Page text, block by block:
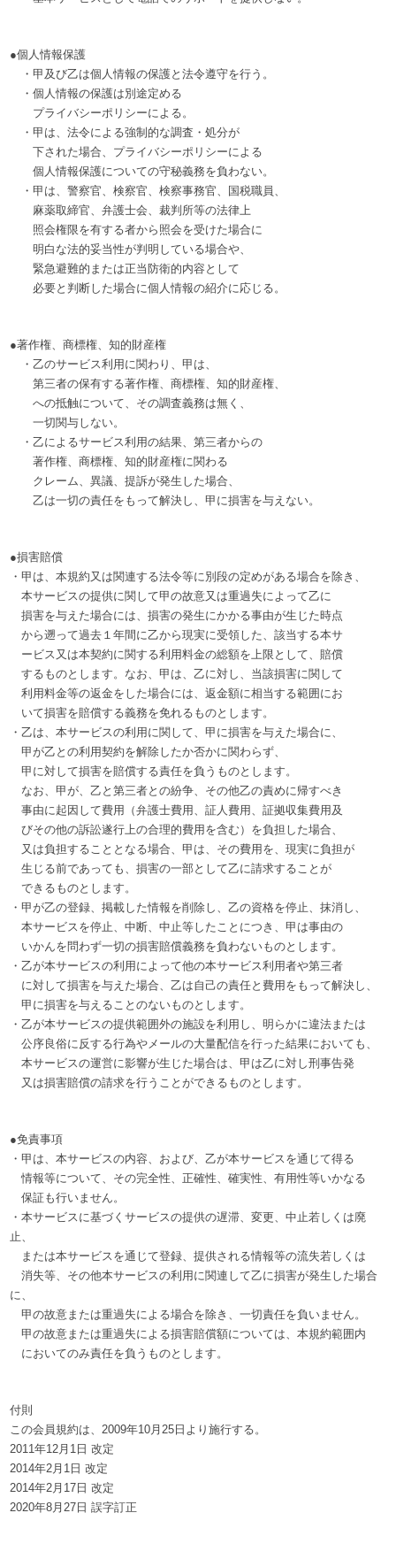
●個人情報保護
・甲及び乙は個人情報の保護と法令遵守を行う。
・個人情報の保護は別途定める
プライバシーポリシーによる。
・甲は、法令による強制的な調査・処分が
下された場合、プライバシーポリシーによる
個人情報保護についての守秘義務を負わない。
・甲は、警察官、検察官、検察事務官、国税職員、
麻薬取締官、弁護士会、裁判所等の法律上
照会権限を有する者から照会を受けた場合に
明白な法的妥当性が判明している場合や、
緊急避難的または正当防衛的内容として
必要と判断した場合に個人情報の紹介に応じる。
●著作権、商標権、知的財産権
・乙のサービス利用に関わり、甲は、
第三者の保有する著作権、商標権、知的財産権、
への抵触について、その調査義務は無く、
一切関与しない。
・乙によるサービス利用の結果、第三者からの
著作権、商標権、知的財産権に関わる
クレーム、異議、提訴が発生した場合、
乙は一切の責任をもって解決し、甲に損害を与えない。
●損害賠償
・甲は、本規約又は関連する法令等に別段の定めがある場合を除き、
本サービスの提供に関して甲の故意又は重過失によって乙に
損害を与えた場合には、損害の発生にかかる事由が生じた時点
から遡って過去１年間に乙から現実に受領した、該当する本サ
ービス又は本契約に関する利用料金の総額を上限として、賠償
するものとします。なお、甲は、乙に対し、当該損害に関して
利用料金等の返金をした場合には、返金額に相当する範囲にお
いて損害を賠償する義務を免れるものとします。
・乙は、本サービスの利用に関して、甲に損害を与えた場合に、
甲が乙との利用契約を解除したか否かに関わらず、
甲に対して損害を賠償する責任を負うものとします。
なお、甲が、乙と第三者との紛争、その他乙の責めに帰すべき
事由に起因して費用（弁護士費用、証人費用、証拠収集費用及
びその他の訴訟遂行上の合理的費用を含む）を負担した場合、
又は負担することとなる場合、甲は、その費用を、現実に負担が
生じる前であっても、損害の一部として乙に請求することが
できるものとします。
・甲が乙の登録、掲載した情報を削除し、乙の資格を停止、抹消し、
本サービスを停止、中断、中止等したことにつき、甲は事由の
いかんを問わず一切の損害賠償義務を負わないものとします。
・乙が本サービスの利用によって他の本サービス利用者や第三者
に対して損害を与えた場合、乙は自己の責任と費用をもって解決し、
甲に損害を与えることのないものとします。
・乙が本サービスの提供範囲外の施設を利用し、明らかに違法または
公序良俗に反する行為やメールの大量配信を行った結果においても、
本サービスの運営に影響が生じた場合は、甲は乙に対し刑事告発
又は損害賠償の請求を行うことができるものとします。
●免責事項
・甲は、本サービスの内容、および、乙が本サービスを通じて得る
情報等について、その完全性、正確性、確実性、有用性等いかなる
保証も行いません。
・本サービスに基づくサービスの提供の遅滞、変更、中止若しくは廃
止、
または本サービスを通じて登録、提供される情報等の流失若しくは
消失等、その他本サービスの利用に関連して乙に損害が発生した場合
に、
甲の故意または重過失による場合を除き、一切責任を負いません。
甲の故意または重過失による損害賠償額については、本規約範囲内
においてのみ責任を負うものとします。
付則
この会員規約は、2009年10月25日より施行する。
2011年12月1日 改定
2014年2月1日 改定
2014年2月17日 改定
2020年8月27日 誤字訂正